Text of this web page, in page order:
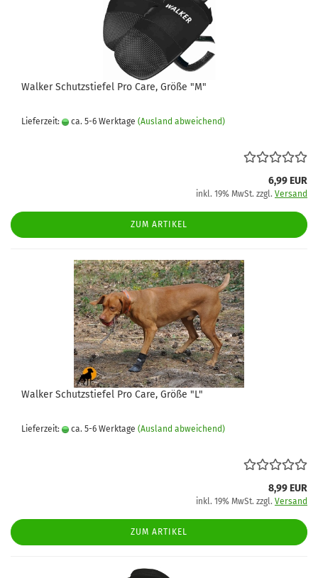
Walker Schutzstiefel Pro Care, Größe "M"
Lieferzeit: ca. 5-6 Werktage (Ausland abweichend)
6,99 EUR
inkl. 19% MwSt. zzgl. Versand
ZUM ARTIKEL
Walker Schutzstiefel Pro Care, Größe "L"
Lieferzeit: ca. 5-6 Werktage (Ausland abweichend)
8,99 EUR
inkl. 19% MwSt. zzgl. Versand
ZUM ARTIKEL